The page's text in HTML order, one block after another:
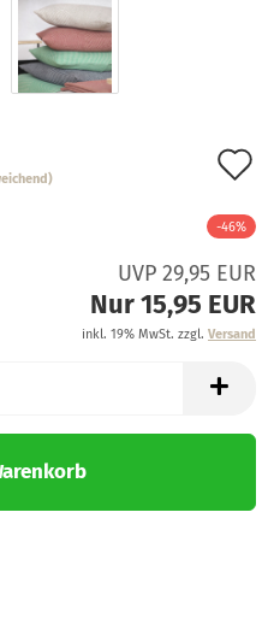
-46%
UVP 29,95 EUR
Nur 15,95 EUR
inkl. 19% MwSt. zzgl. Versand